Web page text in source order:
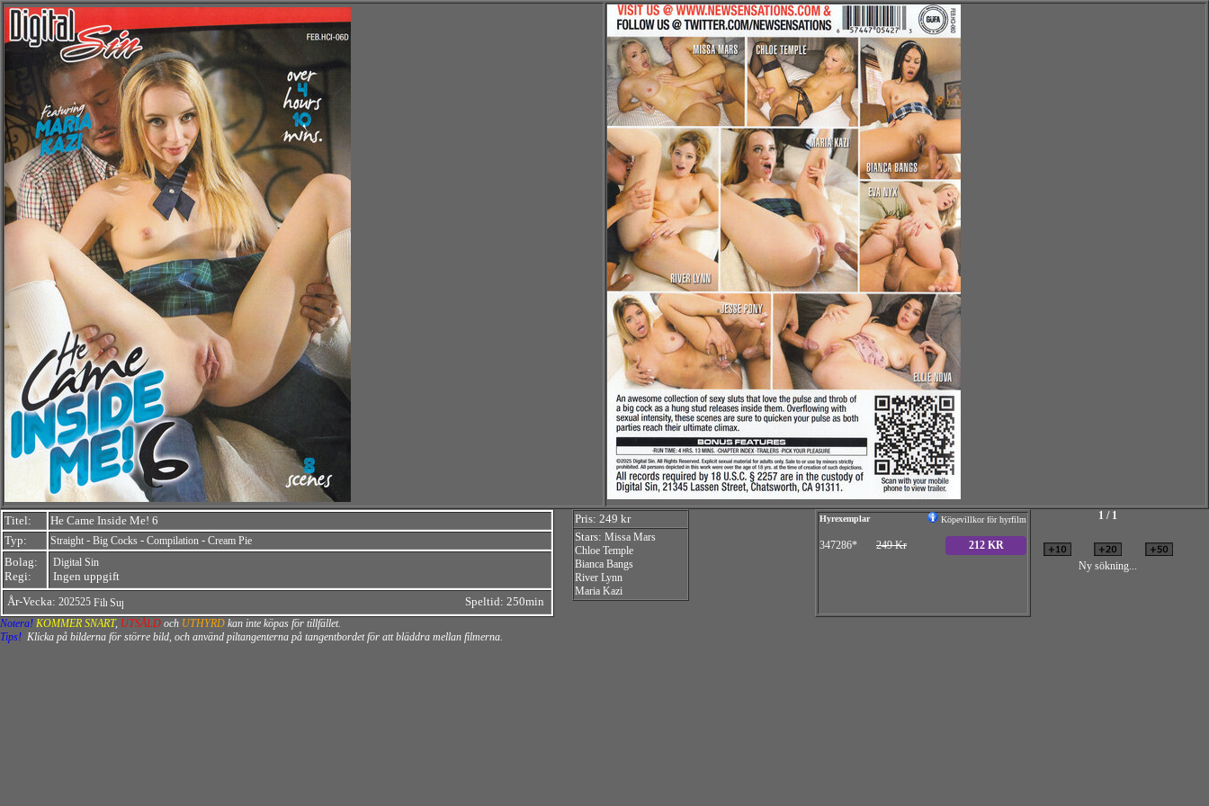
Titel:
He Came Inside Me! 6
Typ:
Straight - Big Cocks - Compilation - Cream Pie
Bolag:
Regi:
Digital Sin
Ingen uppgift
År-Vecka: 202525 Speltid: 250min
Pris: 249 kr
Stars: Missa Mars
Chloe Temple
Bianca Bangs
River Lynn
Maria Kazi
Hyrexemplar Köpevillkor för hyrfilm
347286* 249 Kr 212 KR
1 / 1
Ny sökning...
Notera! KOMMER SNART, UTSÅLD och UTHYRD kan inte köpas för tillfället.
Tips! Klicka på bilderna för större bild, och använd piltangenterna på tangentbordet för att bläddra mellan filmerna.